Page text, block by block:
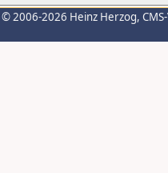
© 2006-2026 Heinz Herzog,